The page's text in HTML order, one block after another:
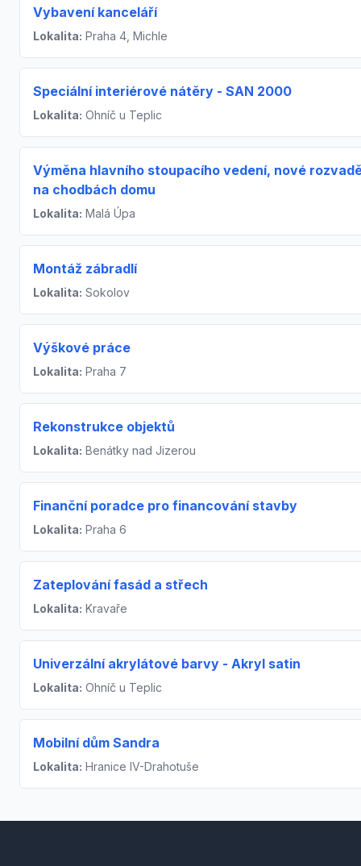
Vybavení kanceláří
Lokalita: Praha 4, Michle
Speciální interiérové nátěry - SAN 2000
Lokalita: Ohníč u Teplic
Výměna hlavního stoupacího vedení, nové
na chodbách domu
Lokalita: Malá Úpa
Montáž zábradlí
Lokalita: Sokolov
Výškové práce
Lokalita: Praha 7
Rekonstrukce objektů
Lokalita: Benátky nad Jizerou
Finanční poradce pro financování stavby
Lokalita: Praha 6
Zateplování fasád a střech
Lokalita: Kravaře
Univerzální akrylátové barvy - Akryl satin
Lokalita: Ohníč u Teplic
Mobilní dům Sandra
Lokalita: Hranice IV-Drahotuše